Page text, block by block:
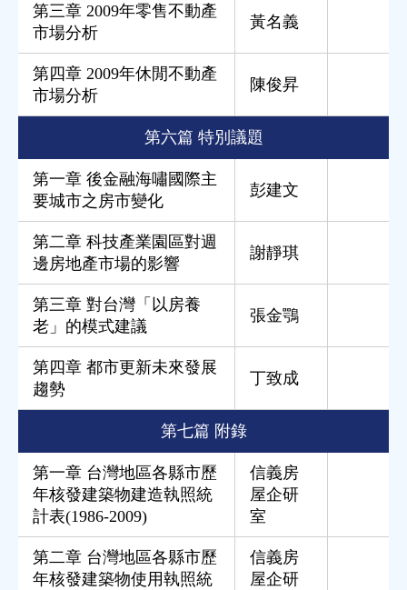
第三章 2009年零售不動產
市場分析
黃名義
第四章 2009年休閒不動產
市場分析
陳俊昇
第六篇 特別議題
第一章 後金融海嘯國際主
要城市之房市變化
彭建文
第二章 科技產業園區對週
邊房地產市場的影響
謝靜琪
第三章 對台灣「以房養
老」的模式建議
張金鶚
第四章 都市更新未來發展
趨勢
丁致成
第七篇 附錄
第一章 台灣地區各縣市歷
年核發建築物建造執照統
計表(1986-2009)
信義房
屋企研
室
第二章 台灣地區各縣市歷
年核發建築物使用執照統
信義房
屋企研